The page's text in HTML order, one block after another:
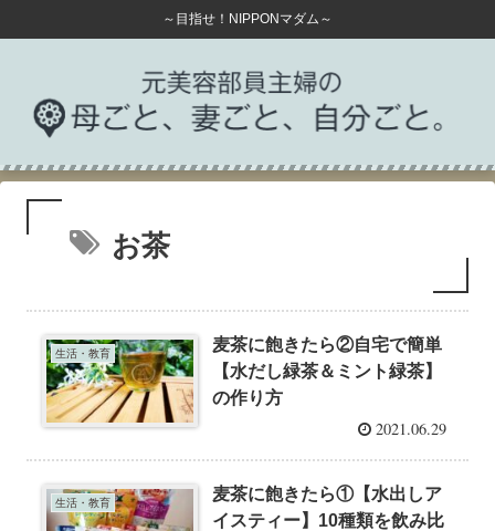
～目指せ！NIPPONマダム～
お茶
生活・教育
麦茶に飽きたら②自宅で簡単
【水だし緑茶＆ミント緑茶】
の作り方
2021.06.29
生活・教育
麦茶に飽きたら①【水出しア
イスティー】10種類を飲み比